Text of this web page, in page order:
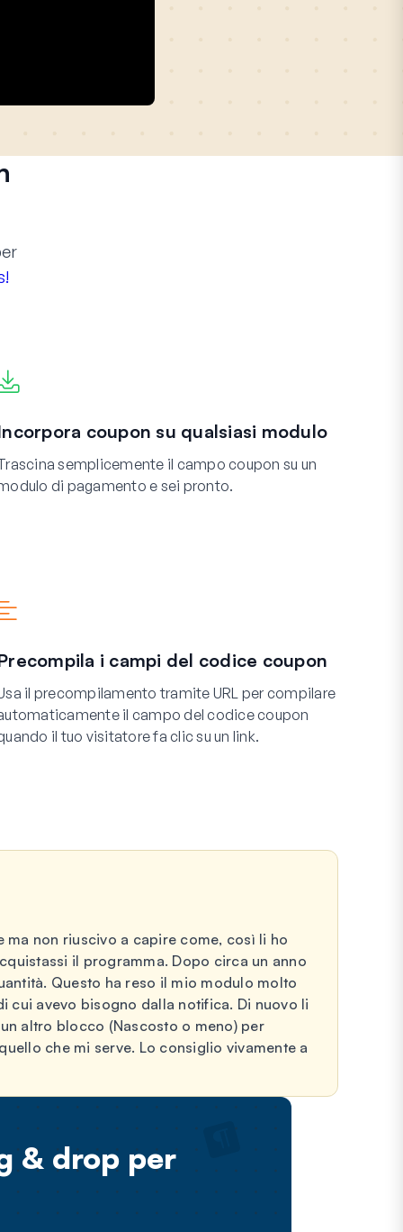
coupon su qualsiasi modulo
semplicemente il campo coupon su un
di pagamento e sei pronto.
i campi del codice coupon
il precompilamento tramite URL per compilare
il campo del codice coupon
il tuo visitatore fa clic su un link.
non riuscivo a capire come, così li ho
il programma. Dopo circa un anno
Questo ha reso il mio modulo molto
cui avevo bisogno dalla notifica. Di nuovo li
altro blocco (Nascosto o meno) per
che mi serve. Lo consiglio vivamente a
& drop per